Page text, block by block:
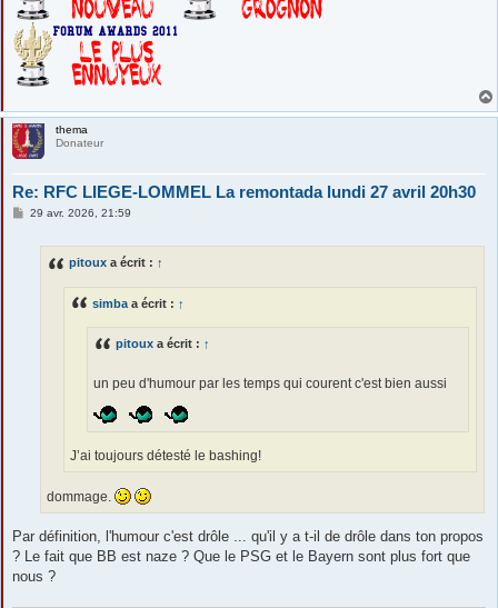
thema
Donateur
Re: RFC LIEGE-LOMMEL La remontada lundi 27 avril 20h30
M29 avr. 2026, 21:59
pitoux a écrit : ↑
simba a écrit : ↑
pitoux a écrit : ↑
un peu d'humour par les temps qui courent c'est bien aussi
J’ai toujours détesté le bashing!
dommage.
Par définition, l'humour c'est drôle ... qu'il y a t-il de drôle dans ton propos
? Le fait que BB est naze ? Que le PSG et le Bayern sont plus fort que
nous ?